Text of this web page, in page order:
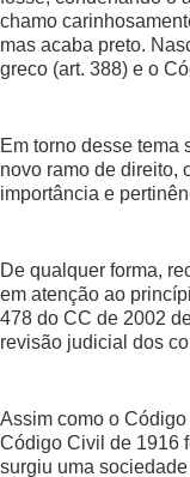
chamo
mas acaba preto.
greco (art. 388) e o
Em torno desse tema
novo ramo de direito,
importância e
De qualquer forma,
em atenção ao
478 do CC de 2002
revisão judicial dos
Assim como o
Código Civil de 1916
surgiu uma